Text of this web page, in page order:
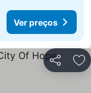
Ver preços
Partilhar